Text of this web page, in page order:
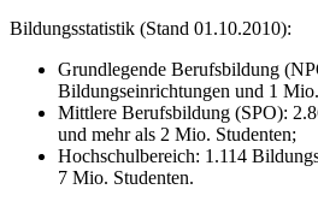
Bildungsstatistik (Stand 01.10.2010):
Grundlegende Berufsbildung
Bildungseinrichtungen und 1
Mittlere Berufsbildung (SPO):
und mehr als 2 Mio. Studenten;
Hochschulbereich: 1.114
7 Mio. Studenten.